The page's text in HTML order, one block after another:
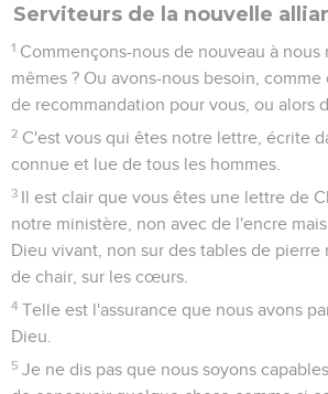
Serviteurs de la nouvelle
1 Commençons-nous de nouveau à nous
mêmes ? Ou avons-nous besoin,
de recommandation pour vous, ou alors
2 C'est vous qui êtes notre lettre, écrite
connue et lue de tous les hommes.
3 Il est clair que vous êtes une lettre de
notre ministère, non avec de l'encre
Dieu vivant, non sur des tables de pierre
de chair, sur les cœurs.
4 Telle est l'assurance que nous avons
Dieu.
5 Je ne dis pas que nous soyons